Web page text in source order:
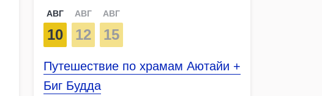
АВГ
10
АВГ
12
АВГ
15
Путешествие по храмам Аютайи +
Биг Будда